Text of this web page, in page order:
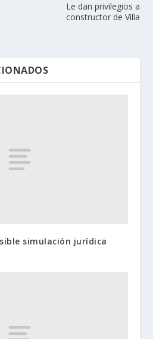
Le dan privilegios a
constructor de Villa
simulación jurídica